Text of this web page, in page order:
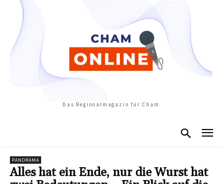
Das Regionalmagazin für Cham
PANORAMA
Alles hat ein Ende, nur die Wurst hat